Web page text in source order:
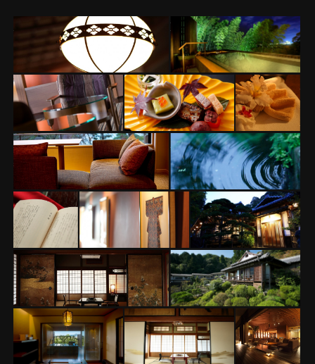
【数寄屋造り離れ】長生殿 温泉大浴場 吉祥の湯
ガーデンラウンジ 瀬戸内の新鮮な魚
介類を堪能
タイ古式マ
ッサージ
バンクンメ
イ
【山翠閣】専有露天風呂付
和洋室E
庭園
小説 金毘
羅
館内イメージ
【数寄屋造り離
れ】長生殿
【数寄屋造り離れ】長生殿【数寄屋造り離れ】
延寿閣
貸切温泉露天風呂
なごみ湯
【数寄屋造り離
れ】 延寿閣
【ガーデン
ラウンジ】
宿の象徴、